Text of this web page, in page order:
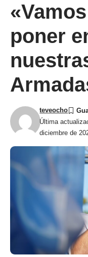
poner
Última
diciembre de
teveocho